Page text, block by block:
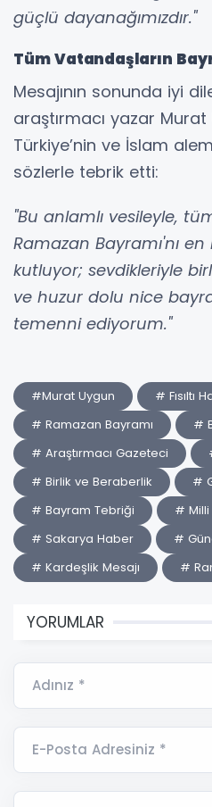
güçlü dayanağımızdır."
Tüm Vatandaşların
Mesajının sonunda iyi
araştırmacı yazar
Türkiye’nin ve İslam
sözlerle tebrik etti:
"Bu anlamlı vesileyle,
Ramazan Bayramı'nı
kutluyor; sevdikleriyle
ve huzur dolu nice
temenni ediyorum."
#Murat Uygun
# Fısıltı
# Ramazan Bayramı
#
# Araştırmacı Gazeteci
# Birlik ve Beraberlik
#
# Bayram Tebriği
# Milli
# Sakarya Haber
#
# Kardeşlik Mesajı
#
YORUMLAR
Adınız *
E-Posta Adresiniz *